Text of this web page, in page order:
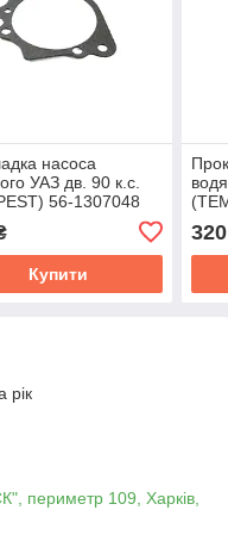
насоса
УАЗ дв. 90 к.с.
56-1307048
Купити
320
рік
периметр 109, Харків,